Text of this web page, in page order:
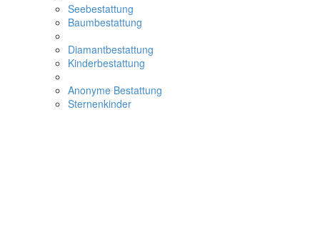
Seebestattung
Baumbestattung
Diamantbestattung
Kinderbestattung
Anonyme Bestattung
Sternenkinder